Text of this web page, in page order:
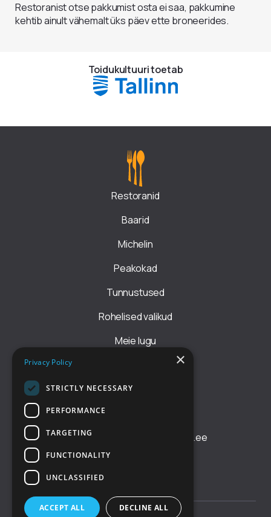
Restoranist otse pakkumist osta ei saa, pakkumine
kehtib ainult vähemalt üks päev ette broneerides.
Toidukultuuri toetab
Restoranid
Baarid
Michelin
Peakokad
Tunnustused
Rohelised valikud
Meie lugu
Astu EHRL liikmeks
VÕTA ÜHENDUST
office@tallinnrestaurantweek.ee
Privaatsusnõuded
×
Privacy Policy
STRICTLY NECESSARY
PERFORMANCE
TARGETING
FUNCTIONALITY
UNCLASSIFIED
ACCEPT ALL DECLINE ALL